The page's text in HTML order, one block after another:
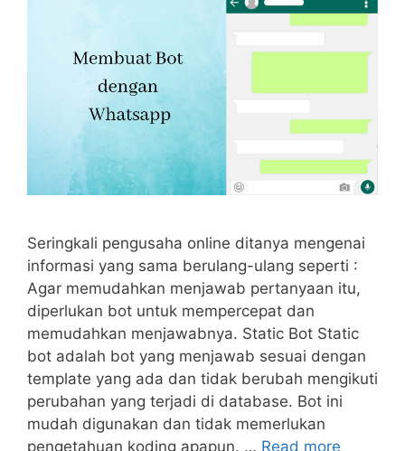
Seringkali pengusaha online ditanya mengenai
informasi yang sama berulang-ulang seperti :
Agar memudahkan menjawab pertanyaan itu,
diperlukan bot untuk mempercepat dan
memudahkan menjawabnya. Static Bot Static
bot adalah bot yang menjawab sesuai dengan
template yang ada dan tidak berubah mengikuti
perubahan yang terjadi di database. Bot ini
mudah digunakan dan tidak memerlukan
pengetahuan koding apapun. … Read more